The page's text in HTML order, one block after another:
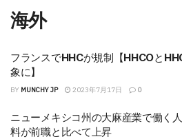
海外
フランスでHHCが規制【HHCOと
象に】
BY MUNCHY JP 2023年7月17日 0
ニューメキシコ州の大麻産業で働く
料が前職と比べて上昇